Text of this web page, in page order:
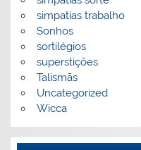
simpatias trabalho
Sonhos
sortilégios
superstições
Talismãs
Uncategorized
Wicca